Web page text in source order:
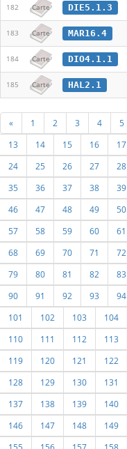
182 Carte DIE5.1.3
183 Carte MAR16.4
184 Carte DIO4.1.1
185 Carte HAL2.1
« 1 2 3 4 5
13
14 15 16 17
24
25 26 27 28
35
36 37 38 39
46
47 48 49 50
57
58 59 60 61
68
69 70 71 72
79
80 81 82 83
90
91 92 93 94
101
102 103 104
110
111 112 113
119
120 121 122
128
129 130 131
137
138 139 140
146
147 148 149